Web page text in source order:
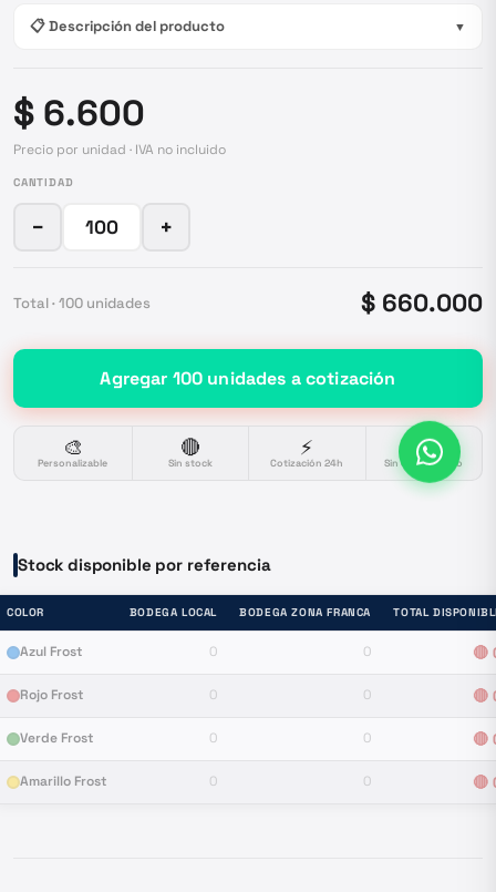
📋 Descripción del producto ▼
$ 6.600
Precio por unidad · IVA no incluido
CANTIDAD
− +
Total · 100 unidades $ 660.000
Agregar 100 unidades a cotización
🎨
Personalizable
🔴
Sin stock
⚡
Cotización 24h
🔒
Sin compromiso
Stock disponible por referencia
COLOR BODEGA LOCAL BODEGA ZONA FRANCA TOTAL
Azul Frost 0 0 🔴
Rojo Frost 0 0 🔴
Verde Frost 0 0 🔴
Amarillo Frost 0 0 🔴